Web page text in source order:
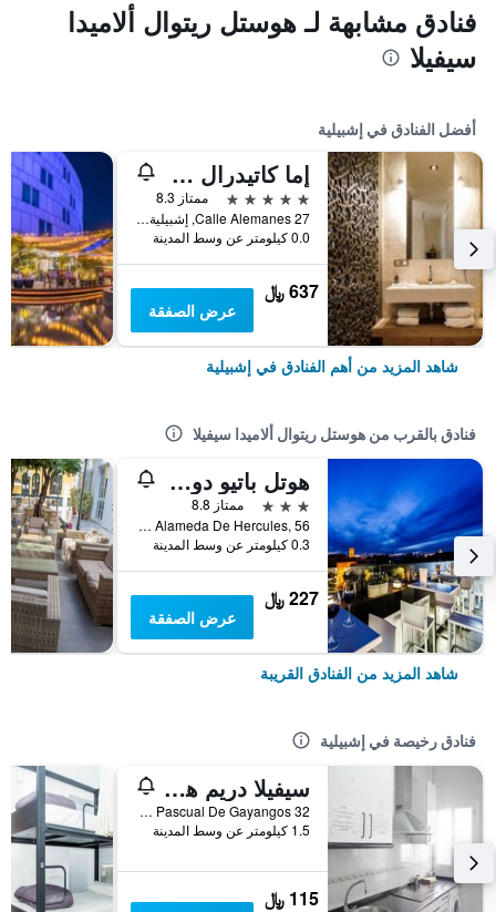
فنادق مشابهة لـ هوستل ريتوال ألاميدا
سيفيلا
أفضل الفنادق في إشبيلية
إما كاتيدرال ميرسر هوتل
5 نجوم
ممتاز 8.3
Calle Alemanes 27, إشبيلية, منطقة أندلوسيا, أسبانيا
0.0 كيلومتر عن وسط المدينة
637 ﷼
عرض الصفقة
شاهد المزيد من أهم الفنادق في إشبيلية
فنادق بالقرب من هوستل ريتوال ألاميدا سيفيلا
هوتل باتيو دو لا ألاميدا
3 نجوم
ممتاز 8.8
Plaza Alameda De Hercules, 56, إشبيلية, منطقة أندلوسيا, أسبانيا
0.3 كيلومتر عن وسط المدينة
227 ﷼
عرض الصفقة
شاهد المزيد من الفنادق القريبة
فنادق رخيصة في إشبيلية
سيفيلا دريم هوستل
Calle Pascual De Gayangos 32, إشبيلية, منطقة أندلوسيا, أسبانيا
1.5 كيلومتر عن وسط المدينة
115 ﷼